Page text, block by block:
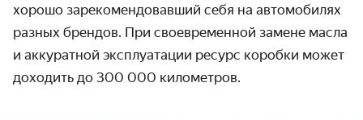
хорошо зарекомендовавший себя на автомобилях
разных брендов. При своевременной замене масла
и аккуратной эксплуатации ресурс коробки может
доходить до 300 000 километров.